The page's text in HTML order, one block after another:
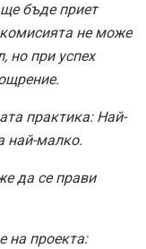
бъде приет
не може
но при успех
практика: Най-
най-малко.
да се прави
на проекта: